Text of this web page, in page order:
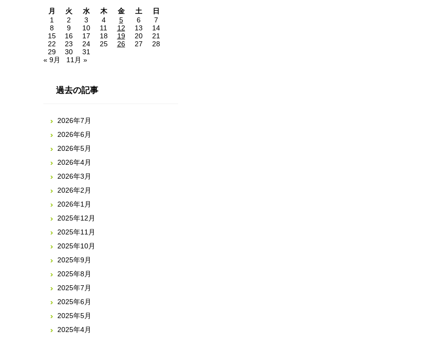
月 火 水 木 金 土
日
1
2 3 4 5 6
7
8
9 10 11 12 13
14
15
16 17 18 19 20
21
22
23 24 25 26 27
28
29
30
31
« 9月
11月 »
過去の記事
2026年7月
2026年6月
2026年5月
2026年4月
2026年3月
2026年2月
2026年1月
2025年12月
2025年11月
2025年10月
2025年9月
2025年8月
2025年7月
2025年6月
2025年5月
2025年4月